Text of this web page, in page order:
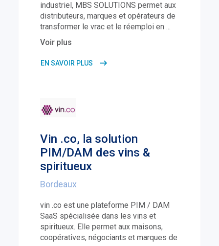
industriel, MBS SOLUTIONS permet aux
distributeurs, marques et opérateurs de
transformer le vrac et le réemploi en ...
Voir plus
EN SAVOIR PLUS
Vin .co, la solution
PIM/DAM des vins &
spiritueux
Bordeaux
vin .co est une plateforme PIM / DAM
SaaS spécialisée dans les vins et
spiritueux. Elle permet aux maisons,
coopératives, négociants et marques de